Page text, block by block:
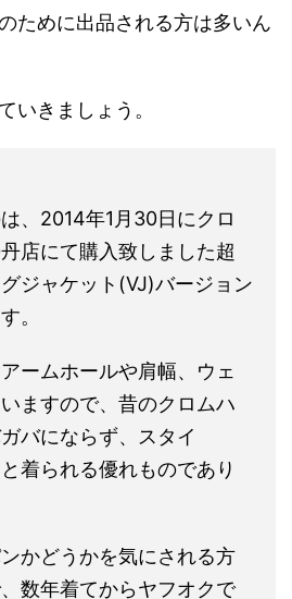
ために出品される方は多いん
いきましょう。
、2014年1月30日にクロ
店にて購入致しました超
ジャケット(VJ)バージョン
。
ームホールや肩幅、ウェ
ますので、昔のクロムハ
バにならず、スタイ
着られる優れものであり
かどうかを気にされる方
数年着てからヤフオクで